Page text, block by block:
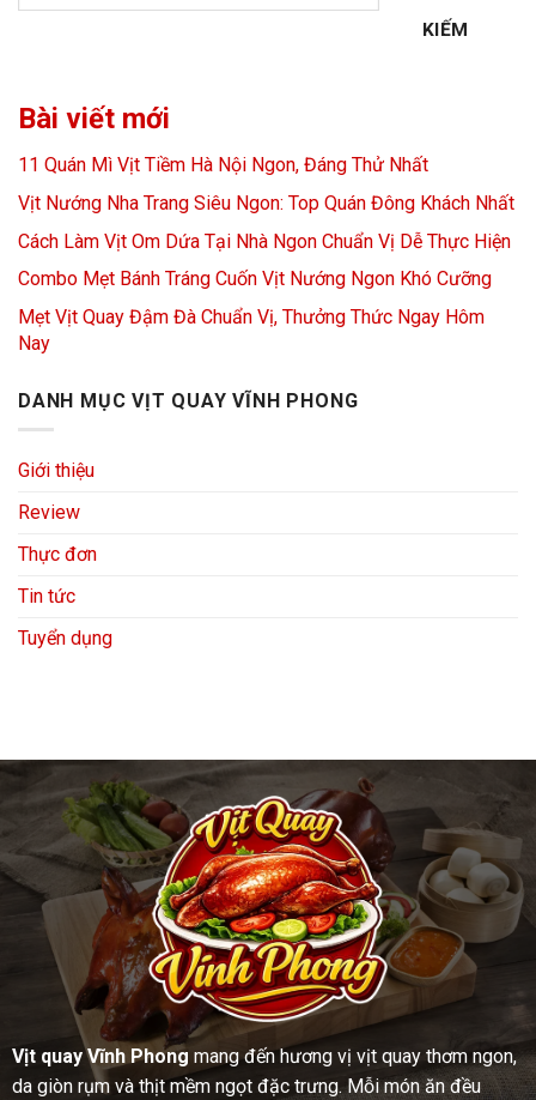
KIẾM
Bài viết mới
11 Quán Mì Vịt Tiềm Hà Nội Ngon, Đáng Thử Nhất
Vịt Nướng Nha Trang Siêu Ngon: Top Quán Đông Khách Nhất
Cách Làm Vịt Om Dứa Tại Nhà Ngon Chuẩn Vị Dễ Thực Hiện
Combo Mẹt Bánh Tráng Cuốn Vịt Nướng Ngon Khó Cưỡng
Mẹt Vịt Quay Đậm Đà Chuẩn Vị, Thưởng Thức Ngay Hôm
Nay
DANH MỤC VỊT QUAY VĨNH PHONG
Giới thiệu
Review
Thực đơn
Tin tức
Tuyển dụng
Vịt quay Vĩnh Phong mang đến hương vị vịt quay thơm ngon,
da giòn rụm và thịt mềm ngọt đặc trưng. Mỗi món ăn đều